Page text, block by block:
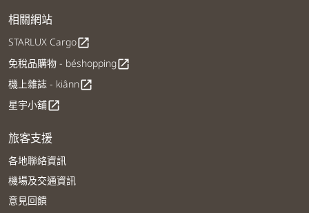
相關網站
STARLUX Cargoopen_in_new
免稅品購物 - béshoppingopen_in_new
機上雜誌 - kiânnopen_in_new
星宇小舖open_in_new
旅客支援
各地聯絡資訊
機場及交通資訊
意見回饋